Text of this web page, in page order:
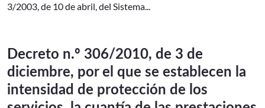
3/2003, de 10 de abril, del Sistema...
Decreto n.º 306/2010, de 3 de
diciembre, por el que se establecen la
intensidad de protección de los